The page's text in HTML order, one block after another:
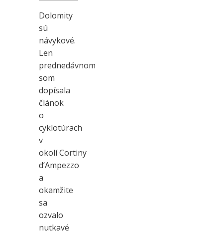
Dolomity
sú
návykové.
Len
prednedávnom
som
dopísala
článok
o
cyklotúrach
v
okolí Cortiny
d’Ampezzo
a
okamžite
sa
ozvalo
nutkavé